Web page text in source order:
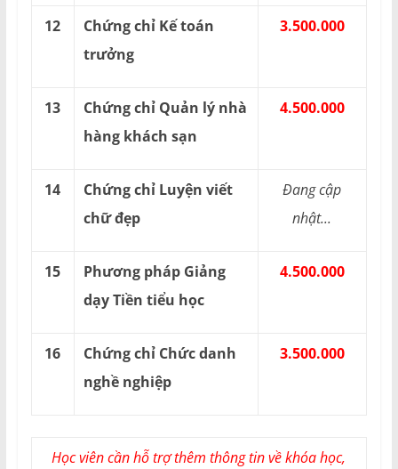
12
Chứng chỉ Kế toán
trưởng
3.500.000
13
Chứng chỉ Quản lý nhà
hàng khách sạn
4.500.000
14
Chứng chỉ Luyện viết
chữ đẹp
Đang cập
nhật...
15
Phương pháp Giảng
dạy Tiền tiểu học
4.500.000
16
Chứng chỉ Chức danh
nghề nghiệp
3.500.000
Học viên cần hỗ trợ thêm thông tin về khóa học,